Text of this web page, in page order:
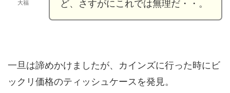
大福
ど、さすがにこれでは無理だ・・。
一旦は諦めかけましたが、カインズに行った時にビ
ックリ価格のティッシュケースを発見。